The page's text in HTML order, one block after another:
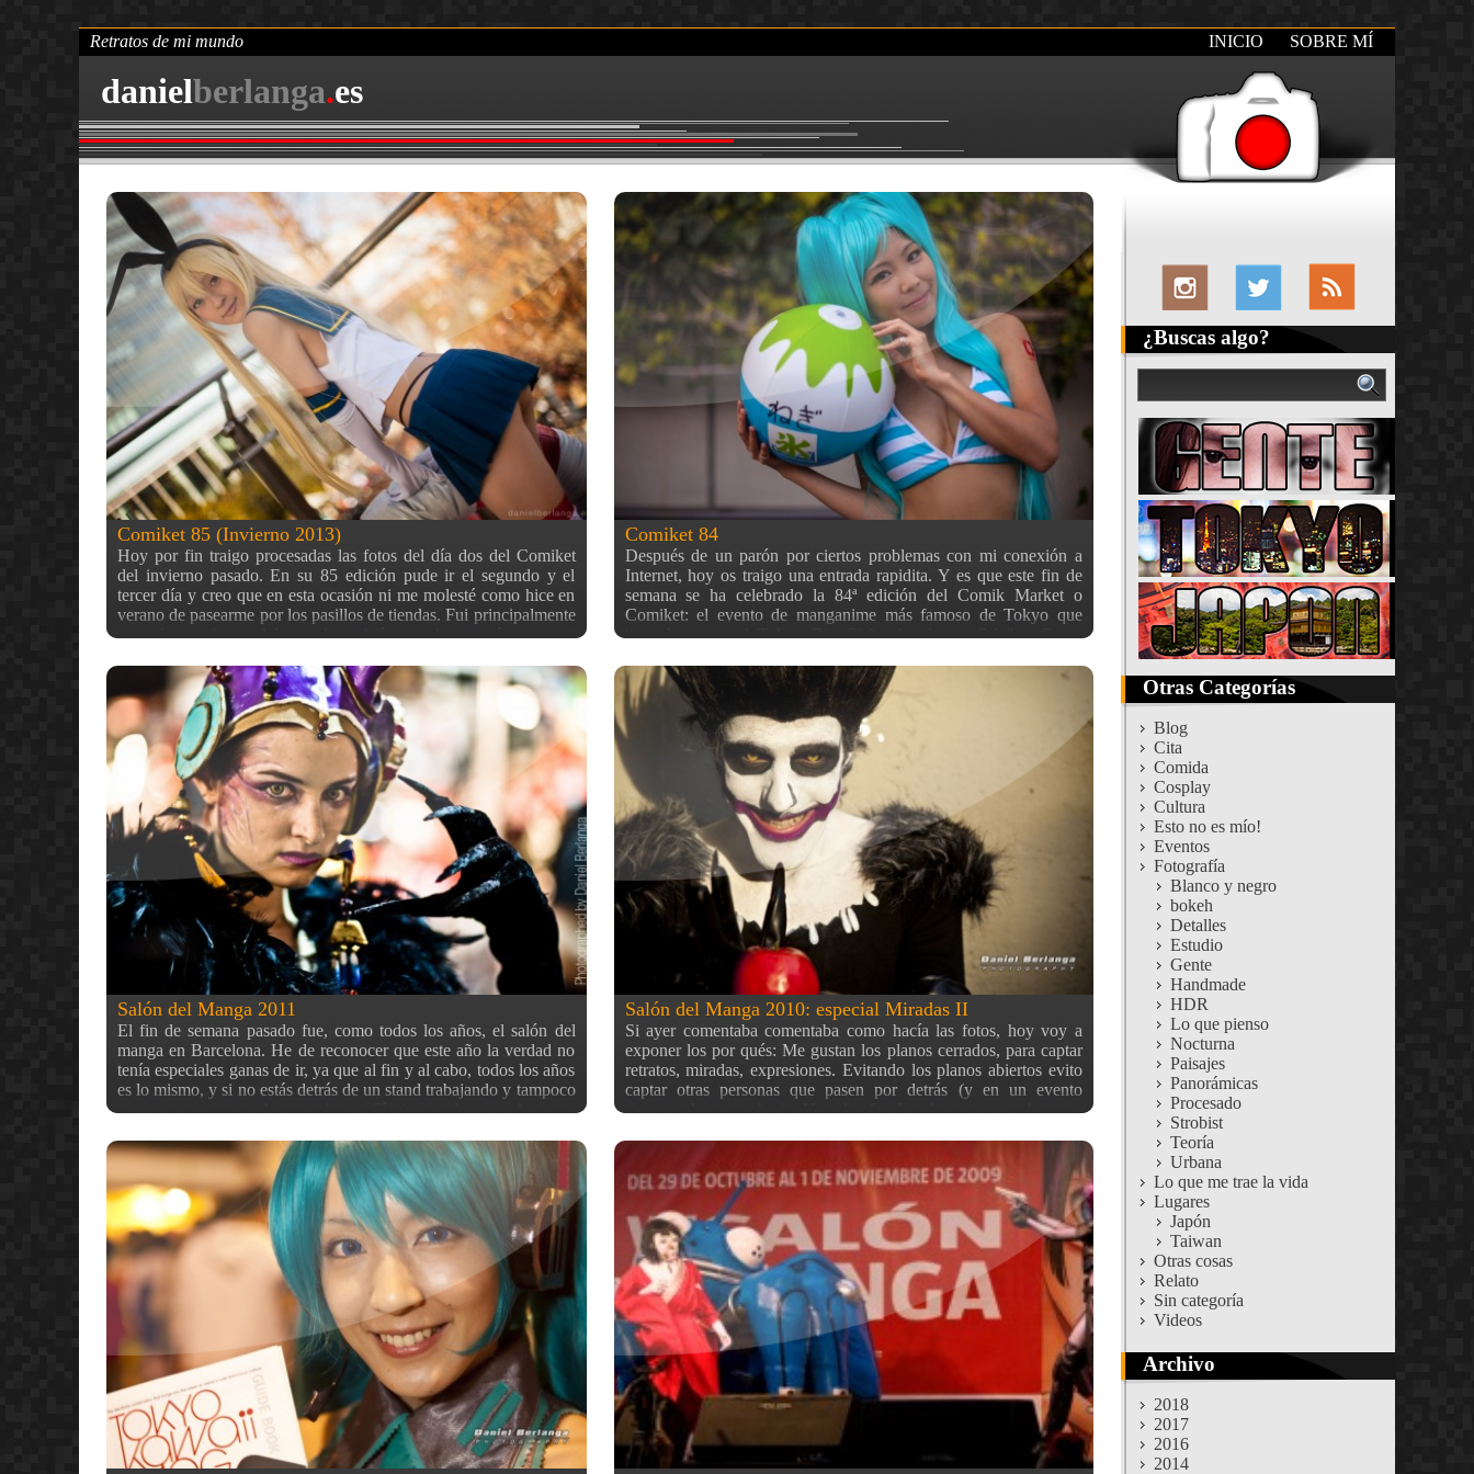
danielberlanga.es
Retratos de mi mundo INICIO SOBRE MÍ
Comiket 85 (Invierno 2013)
Hoy por fin traigo procesadas las fotos del día dos del Comiket
del invierno pasado. En su 85 edición pude ir el segundo y el
tercer día y creo que en esta ocasión ni me molesté como hice en
verano de pasearme por los pasillos de tiendas. Fui principalmente
para hacer fotos del cosplay. Así que hoy será un post
cosplays para ver y poco texto. Espero que os guste esta pequeá
selección de las fotos de ese día ;) Las dos primeras fotos son de
Shimakaze, personaje principal del juego de cartas online Kantai
Collection. Y esta siguiente de Tifa Lockhart, personaje del Final
Fantasy VII que nunca falta en un evento del estilo. Rin
Kagamine, cantante virtual de Vocaloid. Joe Higashi (丈東),
mítico personaje okinawense del juego de luchas Garou Densetsu
(conocido en España como Fatal Fury), el cual basaba su técnica
en el Muay Thai. Tampoco podía faltar gente vestida del boom de
este año: Shingeki no Kyojin. Y este personaje realmente no sé
quien era, pero me gustó bastante… una ayudita? :) Emma Ai,
personaje principal del anime Jigoku Shojo. Otra Rin Kagamine ;)
Ryuko
Comiket 84
Después de un parón por ciertos problemas con mi conexión a
Internet, hoy os traigo una entrada rapidita. Y es que este fin de
semana se ha celebrado la 84ª edición del Comik Market o
Comiket: el evento de manganime más famoso de Tokyo que
tiene lugar en el Tokyo Big Sight situado en Odaiba. Como
cosplays (aquí puedes ver las fotos que hice en el salón de
Barcelona en 2009, 2010 (2) o 2011) Así que hoy os voy a dejar
simplemente con unas fotillos que he hecho en la zona abierta de
cosplays después de pasar muuucho calor con sensaciones
térmicas de 45ºC por estos lugares… Y sí, cuando digo zona
abierta de cosplay, quiero decir que había otra zona en la que solo
podías entrar pagando (2000￥ si vas disfrazado, o 3000 ￥ si no
llevas disfraz). Por desgracia, iba mal informado -por no haber
comprado el libro informativo antes de ir al comiket- y no sabía de
su lugar hasta que pasé por delante por casualidad (aunque
tampoco vi ningún cartel señalando el lugar…), así que como ya
era tarde, decidí que no me
Salón del Manga 2011
El fin de semana pasado fue, como todos los años, el salón del
manga en Barcelona. He de reconocer que este año la verdad no
tenía especiales ganas de ir, ya que al fin y al cabo, todos los años
es lo mismo, y si no estás detrás de un stand trabajando y tampoco
vas a comprar, poco hay que hacer. Sí, siempre hay cosplays que
hacer fotos este año. Tanto es así, que fui dos días y el primero ni
caí en llevarme el flash y en el segundo apenas hice fotos…
También es verdad que este año ha sido un poco raro, porque
empezó en sábado en vez de en jueves como estaba
acostumbrado, y dado que el primer día no fui, y el segundo fui
tarde, la mayoría de eventos «importantes» ya habían pasado, y el
resto no los vi por desgana (exposiciones, etc.) En fin, dejo por
aquí unas cuantas de las fotillos que hice, y el resto en la galería.
Esta última foto es la única prácticamente que hice el 2º día, ya
con flash, y se nota bastante en la iluminación de la
Salón del Manga 2010: especial Miradas II
Si ayer comentaba comentaba como hacía las fotos, hoy voy a
exponer los por qués: Me gustan los planos cerrados, para captar
retratos, miradas, expresiones. Evitando los planos abiertos evito
captar otras personas que pasen por detrás (y en un evento
siempre hay muchas). Usando focales largas con aberturas
planos abiertos ya las hice el año pasado ;) Y una vez dicho esto,
tengo que añadir que aunque ayer dije que disparando a ISOs más
altas conseguiría trepidar menos (por velocidades de obturación
más rápidas), me doy cuenta de que las velocidades que usé eran
las mismas aproximadamente (sobre 1/70), pero pude captar más
luz para el fondo, que siempre se agradece. Y ya sin más, aquí
dejo otra selección del segundo día que fui al salón. Recordad que
haciendo click aquí podeis ver todas las fotos, en el tamaño
original (sin la pérdida de calidad de la redimensión del blog).
También teneis aquí las fotografías del post de ayer, que
completan las de hoy. Espero que os hayan gustado :)
¿Buscas algo?
Otras Categorías
Blog
Cita
Comida
Cosplay
Cultura
Esto no es mío!
Eventos
Fotografía
Blanco y negro
bokeh
Detalles
Estudio
Gente
Handmade
HDR
Lo que pienso
Nocturna
Paisajes
Panorámicas
Procesado
Strobist
Teoría
Urbana
Lo que me trae la vida
Lugares
Japón
Taiwan
Otras cosas
Relato
Sin categoría
Videos
Archivo
2018
2017
2016
2014